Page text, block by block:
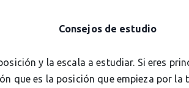
Consejos de estudio
y la escala a estudiar. Si eres
que es la posición que empieza por la